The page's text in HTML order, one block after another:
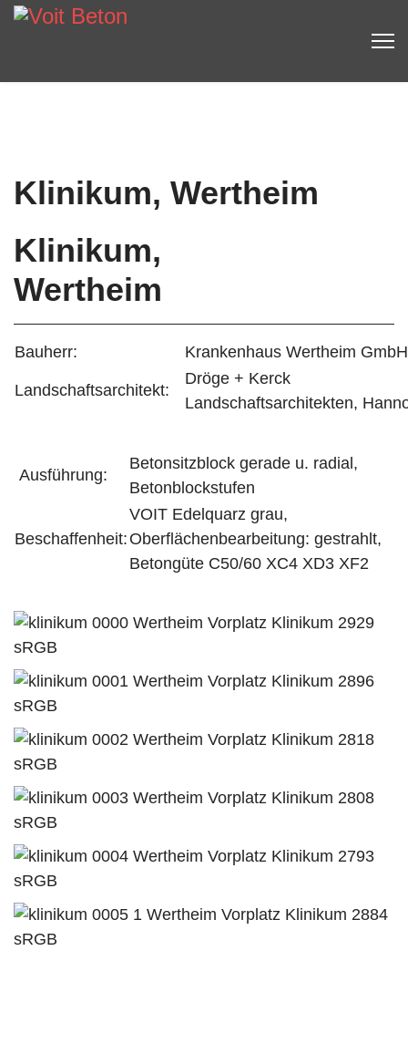
Klinikum, Wertheim
Klinikum,
Wertheim
Bauherr: Krankenhaus Wertheim GmbH
Landschaftsarchitekt:
Dröge + Kerck
Landschaftsarchitekten,
Ausführung:
Betonsitzblock gerade u. radial,
Betonblockstufen
Beschaffenheit:
VOIT Edelquarz grau,
Oberflächenbearbeitung: gestrahlt,
Betongüte C50/60 XC4 XD3 XF2